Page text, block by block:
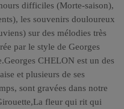
difficiles (Morte-saison),
les souvenirs douloureux
sur des mélodies très
par le style de Georges
CHELON est un des
et plusieurs de ses
sont gravées dans notre
fleur qui rit qui